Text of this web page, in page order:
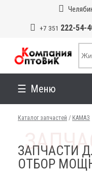
+7 351 222-54-
Меню
Каталог запчастей / КАМАЗ
ЗАПЧАСТИ
ОТБОР